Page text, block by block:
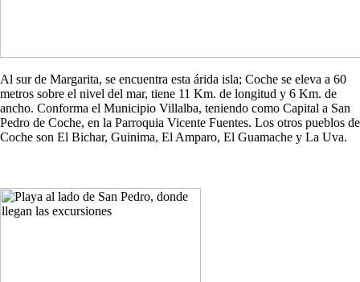
Al sur de Margarita, se encuentra esta árida isla; Coche se eleva a 60
metros sobre el nivel del mar, tiene 11 Km. de longitud y 6 Km. de
ancho. Conforma el Municipio Villalba, teniendo como Capital a San
Pedro de Coche, en la Parroquia Vicente Fuentes. Los otros pueblos de
Coche son El Bichar, Guinima, El Amparo, El Guamache y La Uva.